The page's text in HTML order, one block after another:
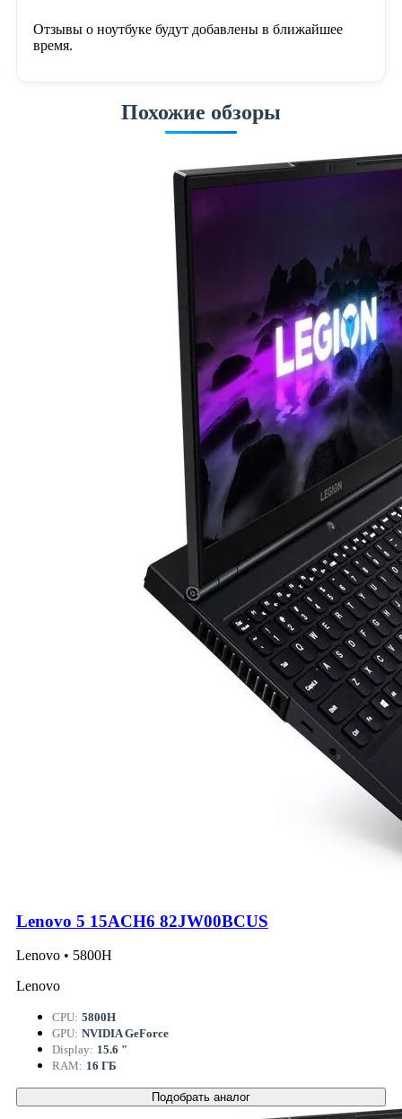
Отзывы о ноутбуке будут добавлены в ближайшее
время.
Похожие обзоры
Lenovo 5 15ACH6 82JW00BCUS
Lenovo • 5800H
Lenovo
CPU: 5800H
GPU: NVIDIA GeForce
Display: 15.6 "
RAM: 16 ГБ
Подобрать аналог